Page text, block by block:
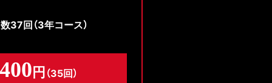
回（3年コース）
円（35回）